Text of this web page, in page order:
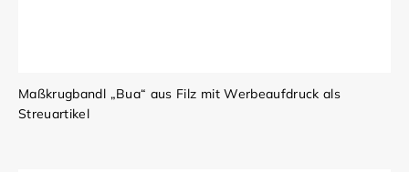
Maßkrugbandl „Bua“ aus Filz mit Werbeaufdruck als
Streuartikel